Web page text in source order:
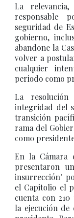
La
responsable
seguridad de
gobierno,
abandone la
volver a
cualquier
periodo como
La
integridad del
transición
rama del
como
En la Cámara
presentaron
insurrección"
el Capitolio el
cuenta con
la ejecución de